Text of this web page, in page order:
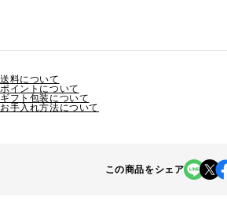
送料について
ポイントについて
ギフト包装について
お手入れ方法について
この商品をシェア